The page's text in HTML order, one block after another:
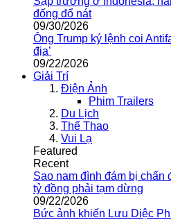
đống đổ nát
09/30/2026
Ông Trump ký lệnh coi
địa’
09/22/2026
Giải Trí
Điện Ảnh
Phim Trailers
Du Lịch
Thể Thao
Vui Lạ
Featured
Recent
Sao nam đình đám bị chấn
tỷ đồng phải tạm dừng
09/22/2026
Bức ảnh khiến Lưu Diệc